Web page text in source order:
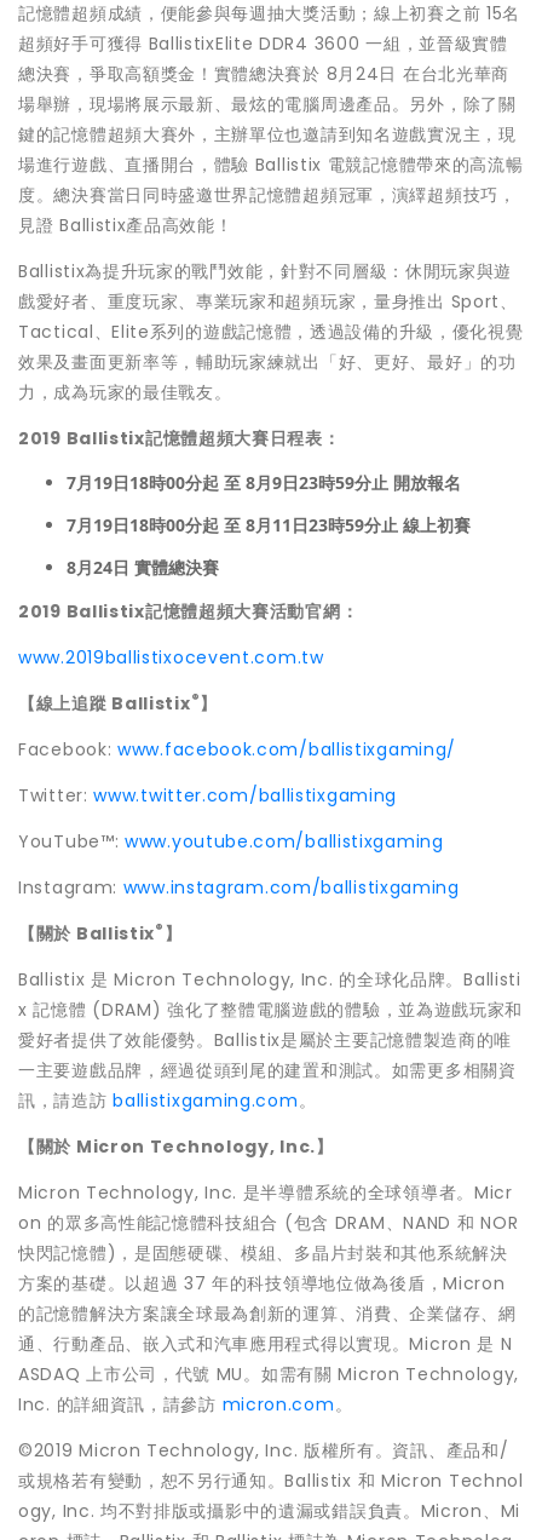
記憶體超頻成績，便能參與每週抽大獎活動；線上初賽之前 15名
超頻好手可獲得 BallistixElite DDR4 3600 一組，並晉級實體
總決賽，爭取高額獎金！實體總決賽於 8月24日 在台北光華商
場舉辦，現場將展示最新、最炫的電腦周邊產品。另外，除了關
鍵的記憶體超頻大賽外，主辦單位也邀請到知名遊戲實況主，現
場進行遊戲、直播開台，體驗 Ballistix 電競記憶體帶來的高流暢
度。總決賽當日同時盛邀世界記憶體超頻冠軍，演繹超頻技巧，
見證 Ballistix產品高效能！
Ballistix為提升玩家的戰鬥效能，針對不同層級：休閒玩家與遊
戲愛好者、重度玩家、專業玩家和超頻玩家，量身推出 Sport、
Tactical、Elite系列的遊戲記憶體，透過設備的升級，優化視覺
效果及畫面更新率等，輔助玩家練就出「好、更好、最好」的功
力，成為玩家的最佳戰友。
2019 Ballistix記憶體超頻大賽日程表 ：
7月19日18時00分起 至 8月9日23時59分止 開放報名
7月19日18時00分起 至 8月11日23時59分止 線上初賽
8月24日 實體總決賽
2019 Ballistix記憶體超頻大賽活動官網：
www.2019ballistixocevent.com.tw
【線上追蹤 Ballistix® 】
Facebook: www.facebook.com/ballistixgaming/
Twitter:www.twitter.com/ballistixgaming
YouTube™: www.youtube.com/ballistixgaming
Instagram: www.instagram.com/ballistixgaming
【關於 Ballistix® 】
Ballistix 是 Micron Technology, Inc. 的全球化品牌。Ballisti
x 記憶體 (DRAM) 強化了整體電腦遊戲的體驗，並為遊戲玩家和
愛好者提供了效能優勢。 Ballistix是屬於主要記憶體製造商的唯
一主要遊戲品牌，經過從頭到尾的建置和測試。如需更多相關資
訊，請造訪ballistixgaming.com。
【關於 Micron Technology, Inc.】
Micron Technology, Inc. 是半導體系統的全球領導者。Micr
on 的眾多高性能記憶體科技組合 (包含 DRAM、NAND 和 NOR
快閃記憶體)，是固態硬碟、模組、多晶片封裝和其他系統解決
方案的基礎。以超過 37 年的科技領導地位做為後盾，Micron
的記憶體解決方案讓全球最為創新的運算、消費、企業儲存、網
通、行動產品、嵌入式和汽車應用程式得以實現。Micron 是 N
ASDAQ 上市公司，代號 MU。如需有關 Micron Technology,
Inc. 的詳細資訊，請參訪 micron.com。
©2019 Micron Technology, Inc. 版權所有。資訊、產品和/
或規格若有變動，恕不另行通知。Ballistix 和 Micron Technol
ogy, Inc. 均不對排版或攝影中的遺漏或錯誤負責。Micron、Mi